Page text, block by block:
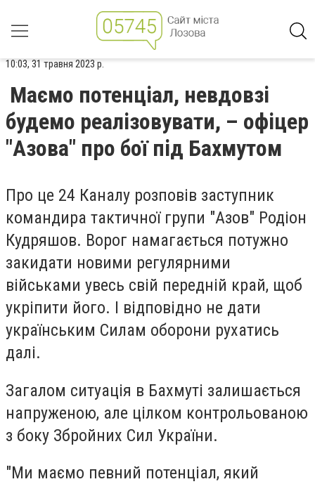
10:03, 31 травня 2023 р.
Маємо потенціал, невдовзі
будемо реалізовувати, – офіцер
"Азова" про бої під Бахмутом
Про це 24 Каналу розповів заступник
командира тактичної групи "Азов" Родіон
Кудряшов. Ворог намагається потужно
закидати новими регулярними
військами увесь свій передній край, щоб
укріпити його. І відповідно не дати
українським Силам оборони рухатись
далі.
Загалом ситуація в Бахмуті залишається
напруженою, але цілком контрольованою
з боку Збройних Сил України.
"Ми маємо певний потенціал, який